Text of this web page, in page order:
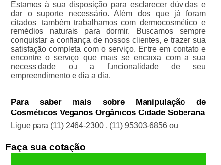
Estamos à sua disposição para esclarecer dúvidas e
dar o suporte necessário. Além dos que já foram
citados, também trabalhamos com dermocosmético e
remédios naturais para dormir. Buscamos sempre
conquistar a confiança de nossos clientes, e trazer sua
satisfação completa com o serviço. Entre em contato e
encontre o serviço que mais se encaixa com a sua
necessidade ou a funcionalidade de seu
empreendimento e dia a dia.
Para saber mais sobre Manipulação de
Cosméticos Veganos Orgânicos Cidade Soberana
Ligue para (11) 2464-2300 , (11) 95303-6856 ou
Faça sua cotação